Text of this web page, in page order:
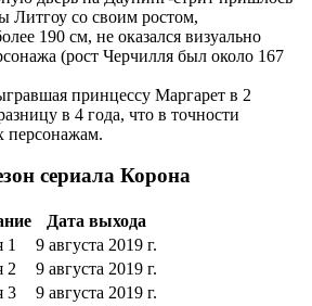
Литгоу со своим ростом,
190 см, не оказался визуально
(рост Черчилля был около 167
принцессу Маргарет в 2
в 4 года, что в точности
персонажам.
сериала Корона
Дата выхода
1
9 августа 2019 г.
2
9 августа 2019 г.
3
9 августа 2019 г.